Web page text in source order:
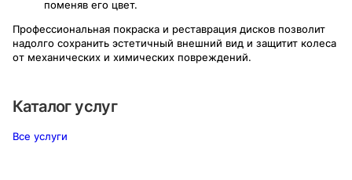
поменяв его цвет.
Профессиональная покраска и реставрация дисков позволит
надолго сохранить эстетичный внешний вид и защитит колеса
от механических и химических повреждений.
Каталог услуг
Все услуги